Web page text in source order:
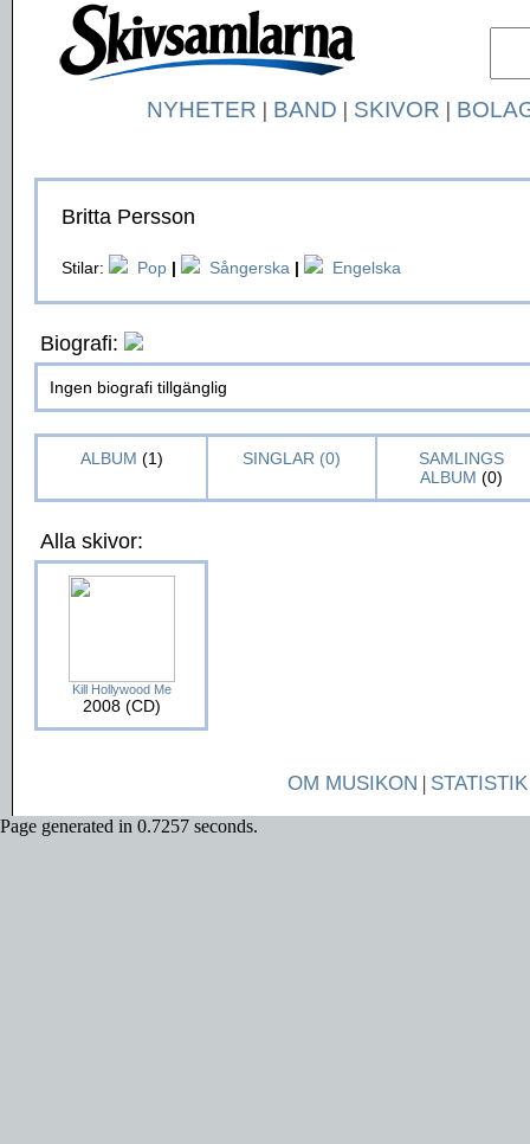
NYHETER | BAND | SKIVOR |
Britta Persson
Stilar: Pop | Sångerska | Engelska
Biografi:
Ingen biografi tillgänglig
ALBUM (1) SINGLAR (0)
SAMLINGS
ALBUM (0)
Alla skivor:
Kill Hollywood Me
2008 (CD)
OM MUSIKON | STATISTIK
Page generated in 0.7257 seconds.